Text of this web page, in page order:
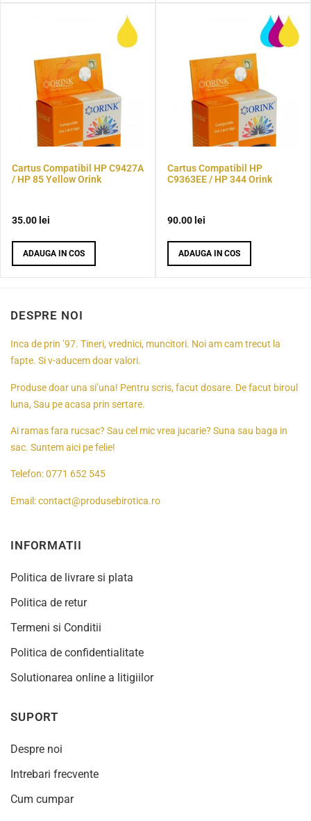
Cartus Compatibil HP C9427A
/ HP 85 Yellow Orink
35.00 lei
ADAUGA IN COS
Cartus Compatibil HP
C9363EE / HP 344 Orink
90.00 lei
ADAUGA IN COS
DESPRE NOI
Inca de prin ’97. Tineri, vrednici, muncitori. Noi am cam trecut la
fapte. Si v-aducem doar valori.
Produse doar una si’una! Pentru scris, facut dosare. De facut biroul
luna, Sau pe acasa prin sertare.
Ai ramas fara rucsac? Sau cel mic vrea jucarie? Suna sau baga in
sac. Suntem aici pe felie!
Telefon:0771 652 545
Email:contact@produsebirotica.ro
INFORMATII
Politica de livrare si plata
Politica de retur
Termeni si Conditii
Politica de confidentialitate
Solutionarea online a litigiilor
SUPORT
Despre noi
Intrebari frecvente
Cum cumpar